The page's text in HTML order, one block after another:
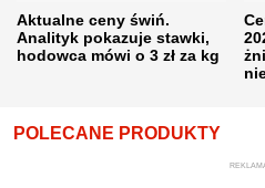
Aktualne ceny świń.
Analityk pokazuje stawki,
hodowca mówi o 3 zł za kg
POLECANE PRODUKTY